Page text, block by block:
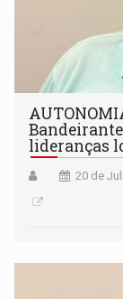
lideranças
20 de